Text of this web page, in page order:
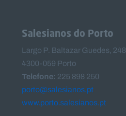
Salesianos do Porto
Largo P. Baltazar Guedes, 248
4300-059 Porto
Telefone: 225 898 250
porto@salesianos.pt
www.porto.salesianos.pt